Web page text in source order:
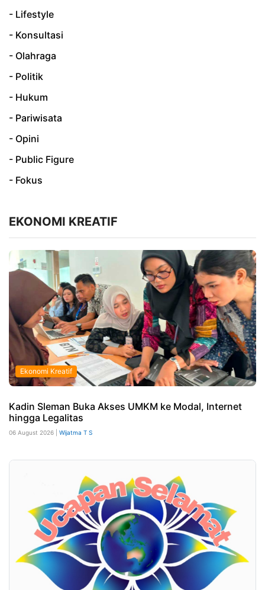
- Lifestyle
- Konsultasi
- Olahraga
- Politik
- Hukum
- Pariwisata
- Opini
- Public Figure
- Fokus
EKONOMI KREATIF
Ekonomi Kreatif
Kadin Sleman Buka Akses UMKM ke Modal, Internet
hingga Legalitas
06 August 2026 | Wijatma T S